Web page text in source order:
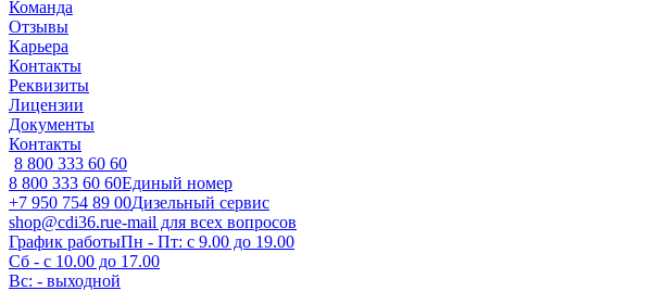
Команда
Отзывы
Карьера
Контакты
Реквизиты
Лицензии
Документы
Контакты
8 800 333 60 60
8 800 333 60 60Единый номер
+7 950 754 89 00Дизельный сервис
shop@cdi36.rue-mail для всех вопросов
График работыПн - Пт: с 9.00 до 19.00
Сб - с 10.00 до 17.00
Вс: - выходной